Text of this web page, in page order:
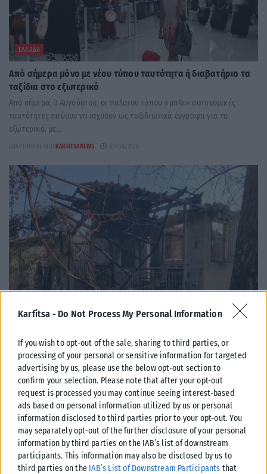
Karfitsa - Do Not Process My Personal Information
If you wish to opt-out of the sale, sharing to third parties, or
processing of your personal or sensitive information for targeted
advertising by us, please use the below opt-out section to
confirm your selection. Please note that after your opt-out
request is processed you may continue seeing interest-based
ads based on personal information utilized by us or personal
information disclosed to third parties prior to your opt-out. You
may separately opt-out of the further disclosure of your personal
information by third parties on the IAB’s list of downstream
participants. This information may also be disclosed by us to
third parties on the IAB’s List of Downstream Participants that
ΕΛΛΆΔΑ
Από σήμερα μόνο με νέου τύπου ταυτότητα ή διαβατήριο τα
ταξίδια στο εξωτερικό
Από σήμερα, 3 Αυγούστου, οι παλαιού τύπου «μπλε» αστυνομικές
ταυτότητες παύουν να ισχύουν ως ταξιδιωτικά έγγραφα για το
εξωτερικό, με...
ΑΝΑΡΤΉΘΗΚΕ ΑΠΌ KARFITSANEWS
Υπουργείο Κλιματικής Κρίσης: Ενέργειες για την κρατική
αρωγή προς τους πυρόπληκτους
Σε εξέλιξη βρίσκονται οι διαδικασίες κρατικής αρωγής για τις περιοχές
που επλήγησαν από τις πρόσφατες πυρκαγιές, με τις αρμόδιες αρχές...
ΑΝΑΡΤΉΘΗΚΕ ΑΠΌ KARFITSANEWS 02/08/2026